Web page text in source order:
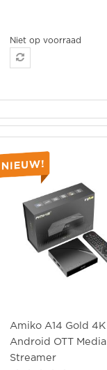
Niet op voorraad
Amiko A14 Gold 4K
Android OTT Media
Streamer